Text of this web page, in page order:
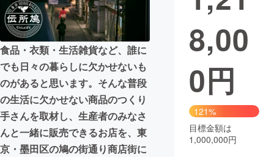
映像・映画 書籍・雑誌
ビジネス・起業 チャレンジ
まちづくり・地域活性化
CAMPFIRE for Social Good
CAMPFIRE Creation
CAMPFIREふるさと納税 machi-ya コミュニティ
食品・衣類・生活雑貨など、誰に
でも日々の暮らしに欠かせないも
のがあると思います。そんな普段
の生活に欠かせない商品のつくり
手さんを取材し、生産者のみなさ
んと一緒に販売できるお店を、東
京・墨田区の鳩の街通り商店街に
8,00
0円
121%
目標金額は
1,000,000円